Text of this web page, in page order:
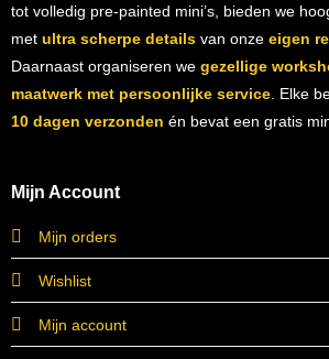
tot volledig pre-painted mini’s, bieden we
met ultra scherpe detailsvan onze eigen
Daarnaast organiseren we gezellige
maatwerk met persoonlijke service. Elke
10 dagen verzonden én bevat een gratis
Mijn Account
Mijn orders
Wishlist
Mijn account